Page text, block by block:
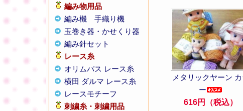
編み物用品
編み機
手織り機
玉巻き器・かせくり器
編み針セット
レース糸
オリムパス レース糸
横田 ダルマ レース糸
レースモチーフ
刺繍糸・刺繍用品
メタリックヤーン カ
ー
616円（税込）